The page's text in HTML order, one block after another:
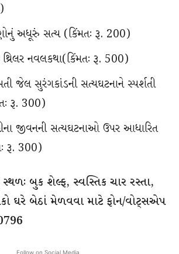
અધૂરું સત્ય (કિંમતઃ રૂ. 200)
નવલકથા(કિંમતઃ રૂ. 500)
જેલ સુરંગકાંડની સત્યઘટનાને સ્પર્શતી
રૂ. 300)
જીવનની સત્યઘટનાઓ ઉપર આધારિત
રૂ. 300)
બુક શેલ્ફ, સ્વસ્તિક ચાર રસ્તા,
ઘરે બેઠાં મેળવવા માટે ફોન/વોટ્સએપ
Follow on Social Media